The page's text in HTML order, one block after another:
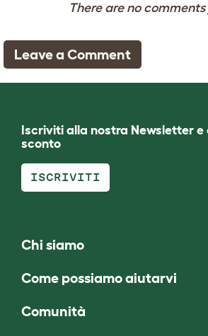
There are no
Leave a Comment
Iscriviti alla nostra Newsletter e
sconto
ISCRIVITI
Chi siamo
Come possiamo aiutarvi
Comunità